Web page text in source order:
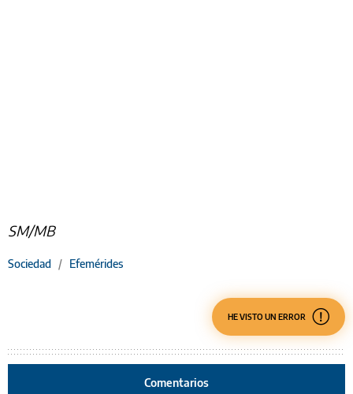
SM/MB
Sociedad / Efemérides
HE VISTO UN ERROR
Comentarios